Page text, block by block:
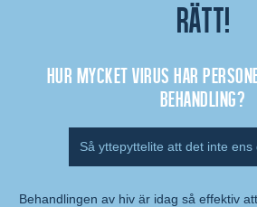
Rätt!
Hur mycket virus har
behandling?
Så yttepyttelite att det inte ens
Behandlingen av hiv är idag så effektiv